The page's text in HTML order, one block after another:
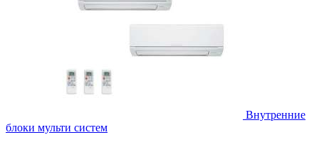
Внутренние
блоки мульти систем